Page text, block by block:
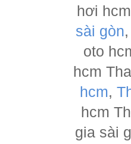
hơi
sài gòn,
oto
hcm
hcm,
hcm
gia sài